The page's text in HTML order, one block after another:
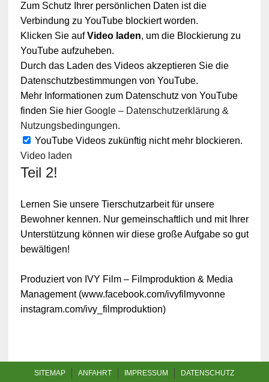
Zum Schutz Ihrer persönlichen Daten ist die
Verbindung zu YouTube blockiert worden.
Klicken Sie aufVideo laden, um die Blockierung zu
YouTube aufzuheben.
Durch das Laden des Videos akzeptieren Sie die
Datenschutzbestimmungen von YouTube.
Mehr Informationen zum Datenschutz von YouTube
finden Sie hier Google – Datenschutzerklärung &
Nutzungsbedingungen.
YouTube Videos zukünftig nicht mehr blockieren.
Video laden
Teil 2!
Lernen Sie unsere Tierschutzarbeit für unsere
Bewohner kennen. Nur gemeinschaftlich und mit Ihrer
Unterstützung können wir diese große Aufgabe so gut
bewältigen!
Produziert von IVY Film – Filmproduktion & Media
Management (www.facebook.com/ivyfilmyvonne
instagram.com/ivy_filmproduktion)
SITEMAP ANFAHRT IMPRESSUM DATENSCHUTZ